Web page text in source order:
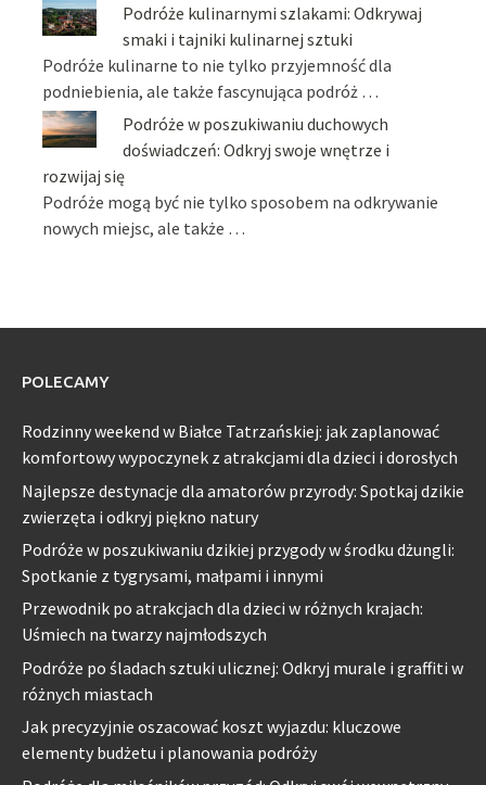
Podróże kulinarnymi szlakami: Odkrywaj
smaki i tajniki kulinarnej sztuki
Podróże kulinarne to nie tylko przyjemność dla
podniebienia, ale także fascynująca podróż …
Podróże w poszukiwaniu duchowych
doświadczeń: Odkryj swoje wnętrze i
rozwijaj się
Podróże mogą być nie tylko sposobem na odkrywanie
nowych miejsc, ale także …
POLECAMY
Rodzinny weekend w Białce Tatrzańskiej: jak zaplanować
komfortowy wypoczynek z atrakcjami dla dzieci i dorosłych
Najlepsze destynacje dla amatorów przyrody: Spotkaj dzikie
zwierzęta i odkryj piękno natury
Podróże w poszukiwaniu dzikiej przygody w środku dżungli:
Spotkanie z tygrysami, małpami i innymi
Przewodnik po atrakcjach dla dzieci w różnych krajach:
Uśmiech na twarzy najmłodszych
Podróże po śladach sztuki ulicznej: Odkryj murale i graffiti w
różnych miastach
Jak precyzyjnie oszacować koszt wyjazdu: kluczowe
elementy budżetu i planowania podróży